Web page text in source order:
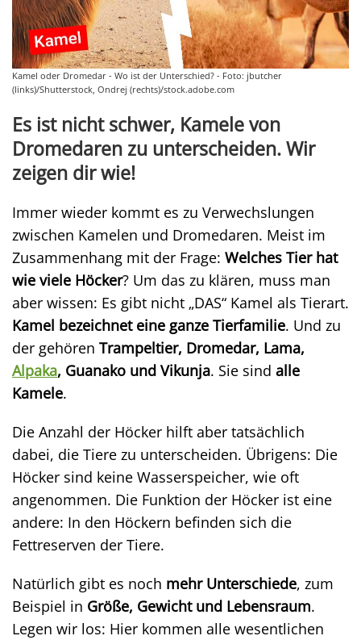
Kamel oder Dromedar - Wo ist der Unterschied? - Foto: jbutcher
(links)/Shutterstock, Ondrej (rechts)/stock.adobe.com
Es ist nicht schwer, Kamele von
Dromedaren zu unterscheiden. Wir
zeigen dir wie!
Immer wieder kommt es zu Verwechslungen
zwischen Kamelen und Dromedaren. Meist im
Zusammenhang mit der Frage: Welches Tier hat
wie viele Höcker? Um das zu klären, muss man
aber wissen: Es gibt nicht „DAS“ Kamel als Tierart.
Kamel bezeichnet eine ganze Tierfamilie. Und zu
der gehören Trampeltier, Dromedar, Lama,
Alpaka, Guanako und Vikunja. Sie sind alle
Kamele.
Die Anzahl der Höcker hilft aber tatsächlich
dabei, die Tiere zu unterscheiden. Übrigens: Die
Höcker sind keine Wasserspeicher, wie oft
angenommen. Die Funktion der Höcker ist eine
andere: In den Höckern befinden sich die
Fettreserven der Tiere.
Natürlich gibt es noch mehr Unterschiede, zum
Beispiel in Größe, Gewicht und Lebensraum.
Legen wir los: Hier kommen alle wesentlichen